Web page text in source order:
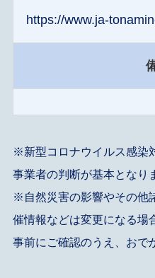
https://www.ja-
※新型コロナウイルス感染
事業者の判断が基本となり
※自然災害の影響やその他
催情報などは変更になる場
事前にご確認のうえ、おで